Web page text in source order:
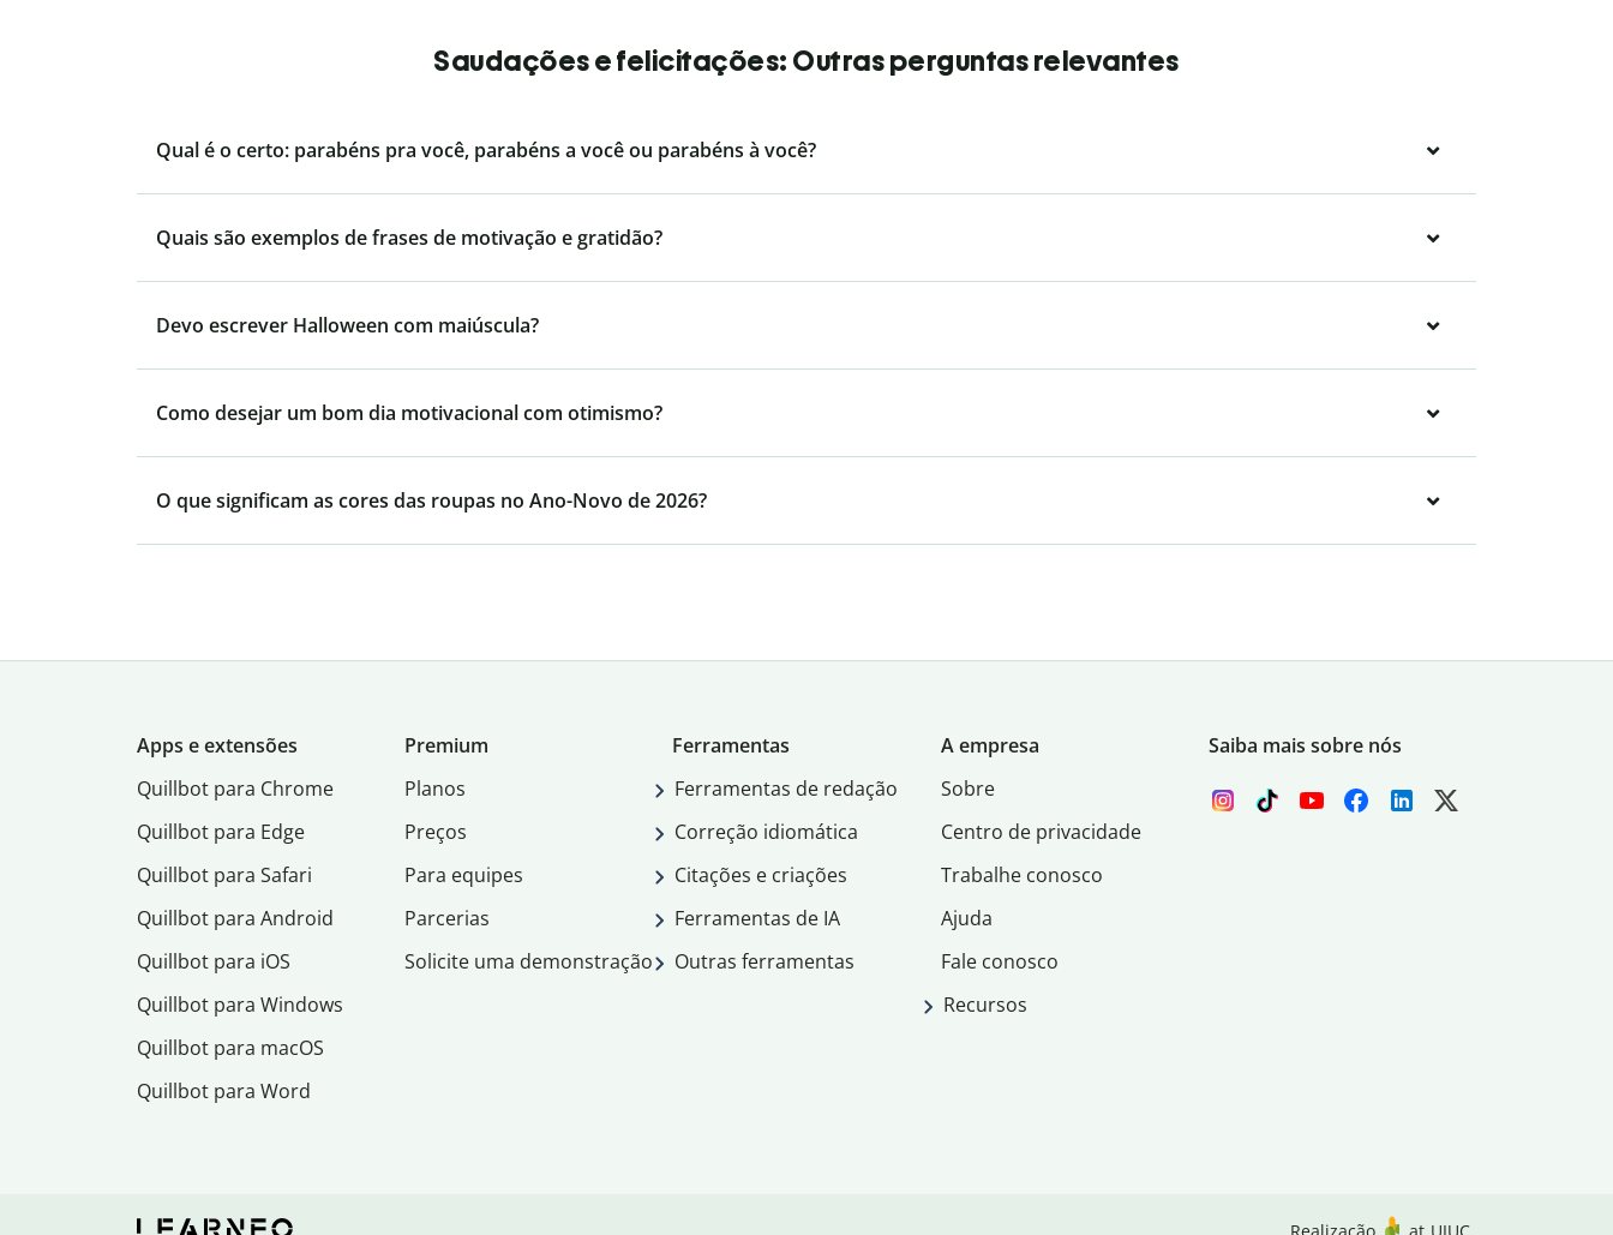
Saudações e felicitações: Outras perguntas relevantes
Qual é o certo: parabéns pra você, parabéns a você ou parabéns à você?
Quais são exemplos de frases de motivação e gratidão?
Devo escrever Halloween com maiúscula?
Como desejar um bom dia motivacional com otimismo?
O que significam as cores das roupas no Ano-Novo de 2026?
Apps e extensões
Quillbot para Chrome
Quillbot para Edge
Quillbot para Safari
Quillbot para Android
Quillbot para iOS
Quillbot para Windows
Quillbot para macOS
Quillbot para Word
Premium
Planos
Preços
Para equipes
Parcerias
Solicite uma demonstração
Ferramentas
Ferramentas de redação
Correção idiomática
Citações e criações
Ferramentas de IA
Outras ferramentas
A empresa
Sobre
Centro de privacidade
Trabalhe conosco
Ajuda
Fale conosco
Recursos
Saiba mais sobre nós